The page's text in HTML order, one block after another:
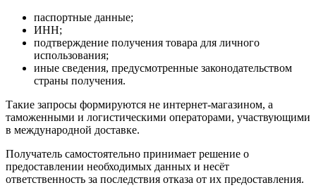
паспортные данные;
ИНН;
подтверждение получения товара для личного
использования;
иные сведения, предусмотренные законодательством
страны получения.
Такие запросы формируются не интернет-магазином, а
таможенными и логистическими операторами, участвующими
в международной доставке.
Получатель самостоятельно принимает решение о
предоставлении необходимых данных и несёт
ответственность за последствия отказа от их предоставления.